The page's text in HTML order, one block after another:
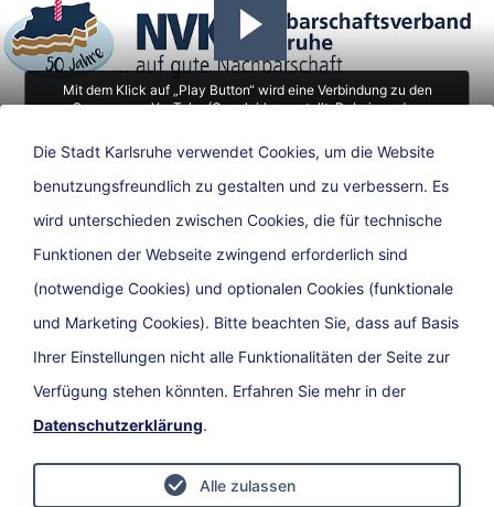
Mit dem Klick auf „Play Button“ wird eine Verbindung zu den
Servern von YouTube (Google) hergestellt. Dabei werden
in unserer Datenschutzerklärung.
© Nachbarschaftsverband Karlsruhe
Datenschutz Impressum
Kontakt
Die Stadt Karlsruhe verwendet Cookies, um die Website
benutzungsfreundlich zu gestalten und zu verbessern. Es
wird unterschieden zwischen Cookies, die für technische
Funktionen der Webseite zwingend erforderlich sind
(notwendige Cookies) und optionalen Cookies (funktionale
und Marketing Cookies). Bitte beachten Sie, dass auf Basis
Ihrer Einstellungen nicht alle Funktionalitäten der Seite zur
Verfügung stehen könnten. Erfahren Sie mehr in der
Datenschutzerklärung.
Alle zulassen